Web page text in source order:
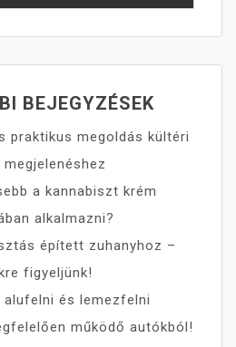
BEJEGYZÉSEK
praktikus megoldás kültéri
a kannabiszt krém
alkalmazni?
épített zuhanyhoz –
figyeljünk!
alufelni és lemezfelni
működő autókból!